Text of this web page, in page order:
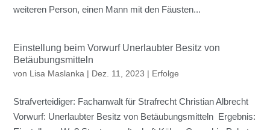
weiteren Person, einen Mann mit den Fäusten...
Einstellung beim Vorwurf Unerlaubter Besitz von
Betäubungsmitteln
von Lisa Maslanka | Dez. 11, 2023 | Erfolge
Strafverteidiger: Fachanwalt für Strafrecht Christian Albrecht
Vorwurf: Unerlaubter Besitz von Betäubungsmitteln Ergebnis: